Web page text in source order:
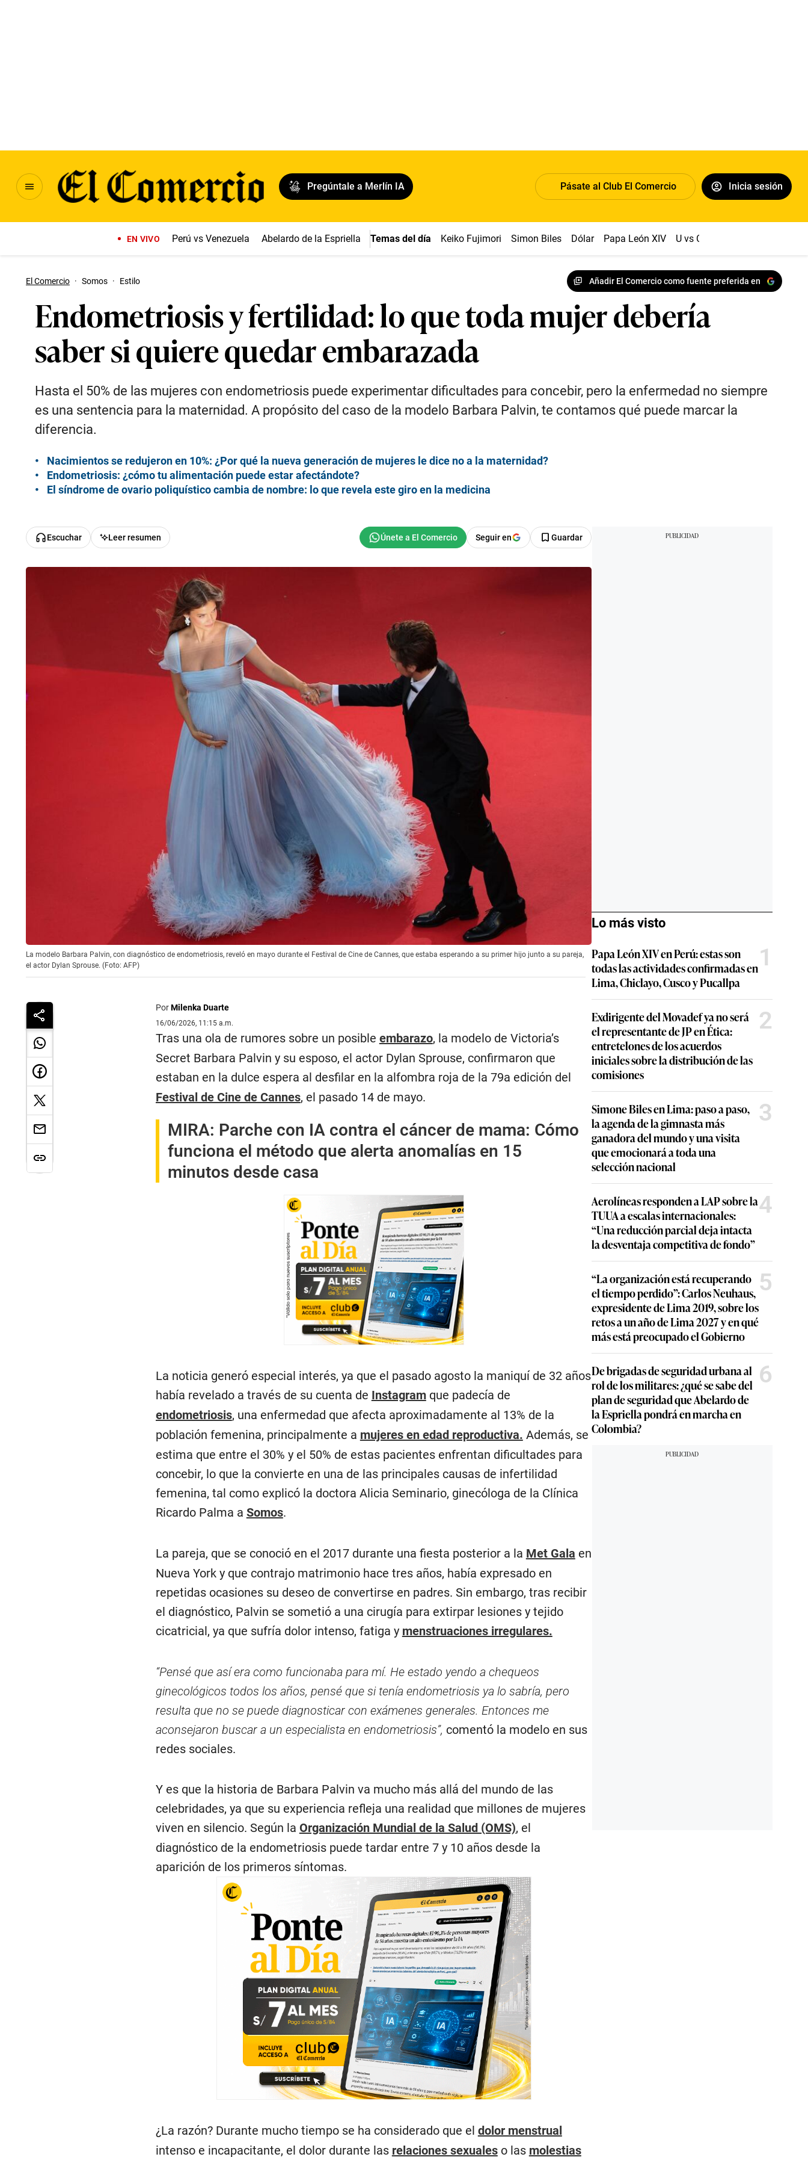
Pregúntale a Merlín IA Pásate al Club El Comercio Inicia sesión
EN VIVO Perú vs Venezuela Abelardo de la Espriella Temas del día Keiko Fujimori Simon Biles Dólar Papa León XIV U vs Cristal
El Comercio · Somos · Estilo Añadir El Comercio como fuente preferida en
Endometriosis y fertilidad: lo que toda mujer debería
saber si quiere quedar embarazada
Hasta el 50% de las mujeres con endometriosis puede experimentar dificultades para concebir, pero la enfermedad no siempre
es una sentencia para la maternidad. A propósito del caso de la modelo Barbara Palvin, te contamos qué puede marcar la
diferencia.
Nacimientos se redujeron en 10%: ¿Por qué la nueva generación de mujeres le dice no a la maternidad?
Endometriosis: ¿cómo tu alimentación puede estar afectándote?
El síndrome de ovario poliquístico cambia de nombre: lo que revela este giro en la medicina
Escuchar Leer resumen Seguir en Guardar
La modelo Barbara Palvin, con diagnóstico de endometriosis, reveló en mayo durante el Festival de Cine de Cannes, que estaba esperando a su primer hijo junto a su pareja,
el actor Dylan Sprouse. (Foto: AFP)
PorMilenka Duarte
16/06/2026, 11:15 a.m.
Tras una ola de rumores sobre un posible embarazo, la modelo de Victoria’s
Secret Barbara Palvin y su esposo, el actor Dylan Sprouse, confirmaron que
estaban en la dulce espera al desfilar en la alfombra roja de la 79a edición del
Festival de Cine de Cannes, el pasado 14 de mayo.
MIRA: Parche con IA contra el cáncer de mama: Cómo
funciona el método que alerta anomalías en 15
minutos desde casa
La noticia generó especial interés, ya que el pasado agosto la maniquí de 32 años
había revelado a través de su cuenta de Instagramque padecía de
endometriosis, una enfermedad que afecta aproximadamente al 13% de la
población femenina, principalmente a mujeres en edad reproductiva. Además, se
estima que entre el 30% y el 50% de estas pacientes enfrentan dificultades para
concebir, lo que la convierte en una de las principales causas de infertilidad
femenina, tal como explicó la doctora Alicia Seminario, ginecóloga de la Clínica
Ricardo Palma a Somos.
La pareja, que se conoció en el 2017 durante una fiesta posterior a la Met Gala en
Nueva York y que contrajo matrimonio hace tres años, había expresado en
repetidas ocasiones su deseo de convertirse en padres. Sin embargo, tras recibir
el diagnóstico, Palvin se sometió a una cirugía para extirpar lesiones y tejido
cicatricial, ya que sufría dolor intenso, fatiga y menstruaciones irregulares.
“Pensé que así era como funcionaba para mí. He estado yendo a chequeos
ginecológicos todos los años, pensé que si tenía endometriosis ya lo sabría, pero
resulta que no se puede diagnosticar con exámenes generales. Entonces me
aconsejaron buscar a un especialista en endometriosis”, comentó la modelo en sus
redes sociales.
Y es que la historia de Barbara Palvin va mucho más allá del mundo de las
celebridades, ya que su experiencia refleja una realidad que millones de mujeres
viven en silencio. Según la Organización Mundial de la Salud (OMS), el
diagnóstico de la endometriosis puede tardar entre 7 y 10 años desde la
aparición de los primeros síntomas.
¿La razón? Durante mucho tiempo se ha considerado que el dolor menstrual
intenso e incapacitante, el dolor durante las relaciones sexualeso las molestias
Lo más visto
Papa León XIV en Perú: estas son
todas las actividades confirmadas en
Lima, Chiclayo, Cusco y Pucallpa
1
Exdirigente del Movadef ya no será
el representante de JP en Ética:
entretelones de los acuerdos
iniciales sobre la distribución de las
comisiones
2
Simone Biles en Lima: paso a paso,
la agenda de la gimnasta más
ganadora del mundo y una visita
que emocionará a toda una
selección nacional
3
Aerolíneas responden a LAP sobre la
TUUA a escalas internacionales:
“Una reducción parcial deja intacta
la desventaja competitiva de fondo”
4
“La organización está recuperando
el tiempo perdido”: Carlos Neuhaus,
expresidente de Lima 2019, sobre los
retos a un año de Lima 2027 y en qué
más está preocupado el Gobierno
5
De brigadas de seguridad urbana al
rol de los militares: ¿qué se sabe del
plan de seguridad que Abelardo de
la Espriella pondrá en marcha en
Colombia?
6